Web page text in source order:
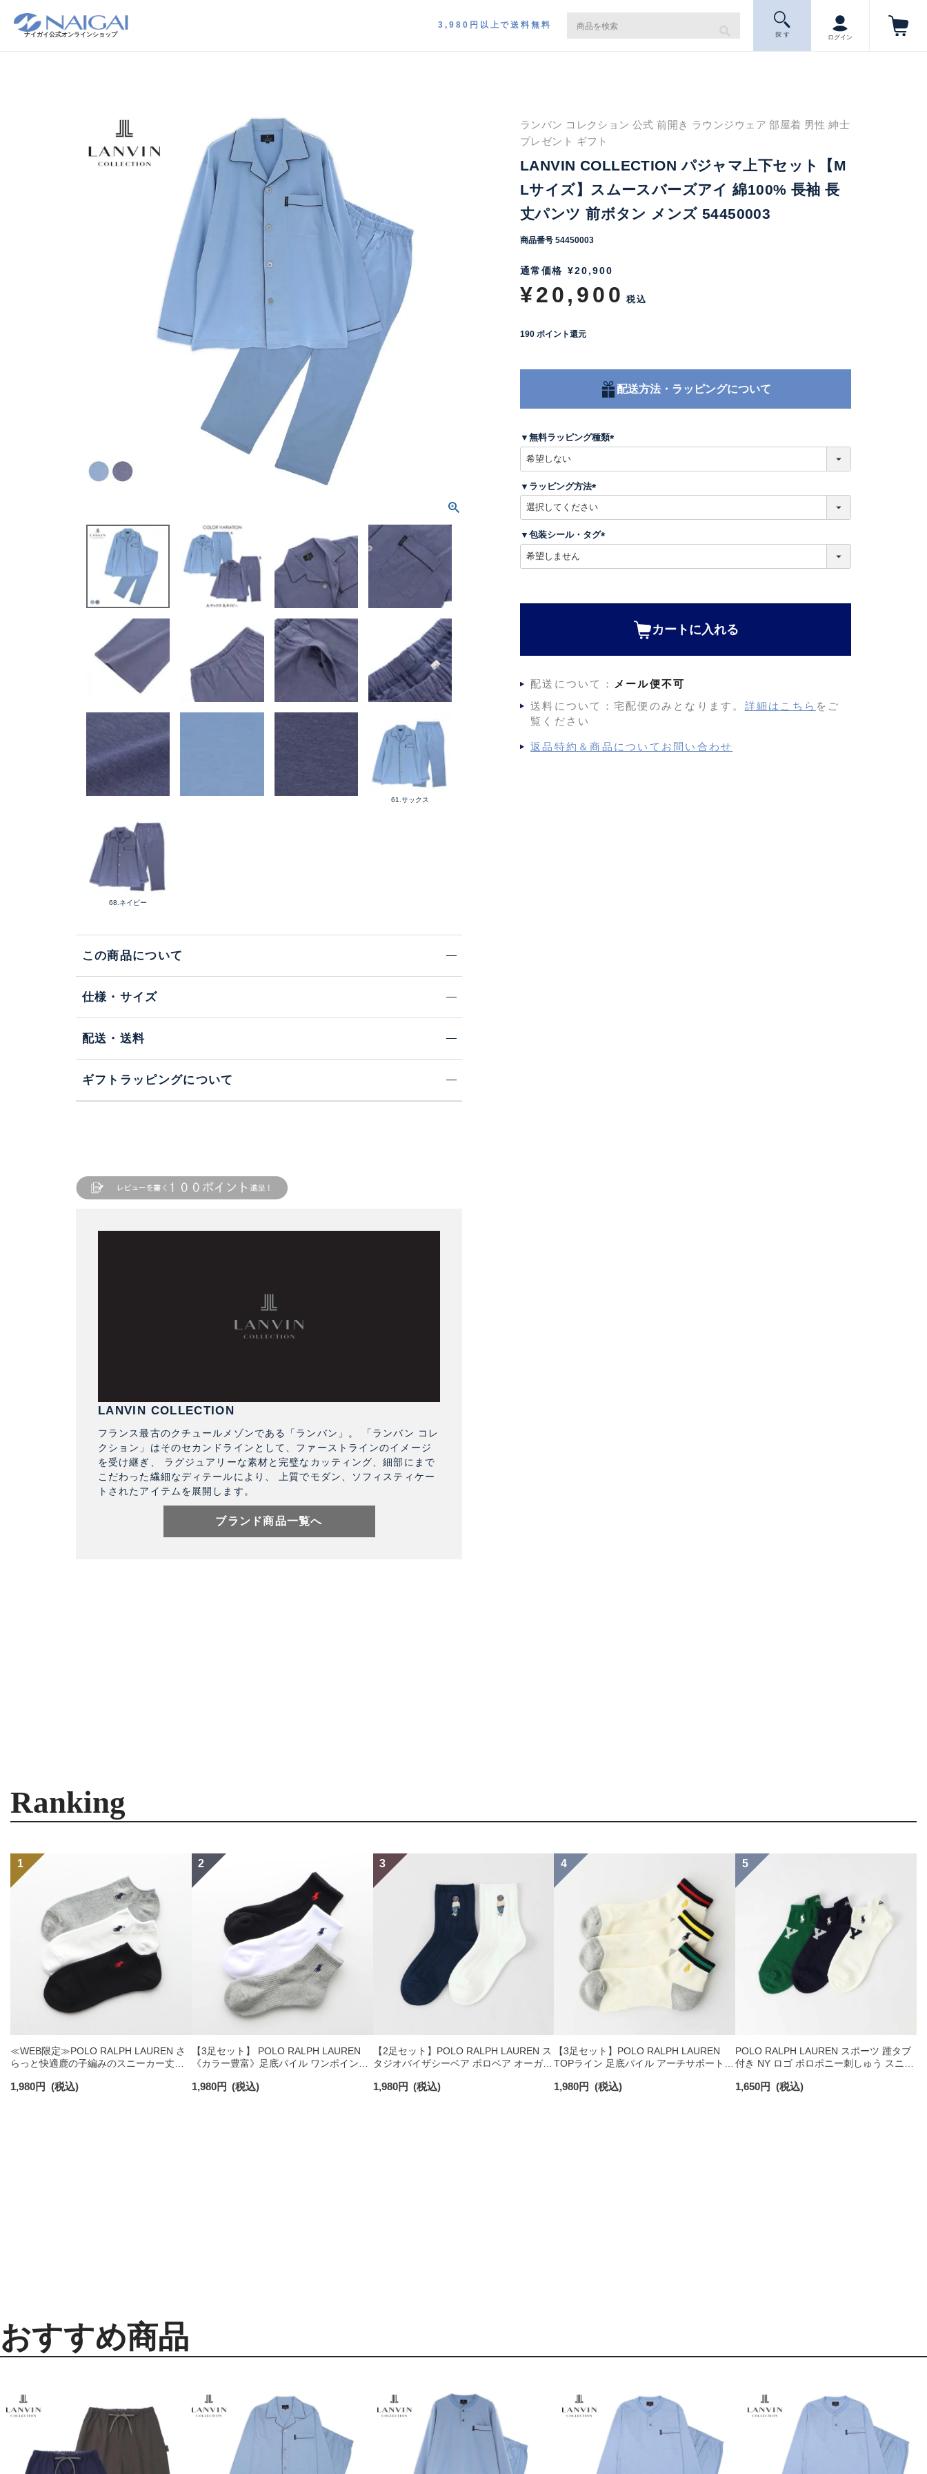
ナイガイ公式オンラインショップ
3,980円以上で送料無料
探 す ログイン
61.サックス
68.ネイビー
この商品について
仕様・サイズ
配送・送料
ギフトラッピングについて
LANVIN COLLECTION
フランス最古のクチュールメゾンである「ランバン」。 「ランバン コレ
クション」はそのセカンドラインとして、ファーストラインのイメージ
を受け継ぎ、 ラグジュアリーな素材と完璧なカッティング、細部にまで
こだわった繊細なディテールにより、 上質でモダン、ソフィスティケー
トされたアイテムを展開します。
ブランド商品一覧へ
ランバン コレクション 公式 前開き ラウンジウェア 部屋着 男性 紳士
プレゼント ギフト
LANVIN COLLECTION パジャマ上下セット【M
Lサイズ】スムースバーズアイ 綿100% 長袖 長
丈パンツ 前ボタン メンズ 54450003
商品番号 54450003
通常価格 ¥20,900
¥20,900 税込
190 ポイント還元
配送方法・ラッピングについて
▼無料ラッピング種類
)
▼ラッピング方法
須
)
▼包装シール・タグ
カートに入れる
配送について：
メール便不可
送料について：宅配便のみとなります。 詳細はこちら をご
覧ください
返品特約＆商品についてお問い合わせ
Ranking
≪WEB限定≫POLO RALPH LAUREN さ
らっと快適鹿の子編みのスニーカー丈ソ
ズ レディース 92022800
1,980円 (税込)
【3足セット】 POLO RALPH LAUREN
《カラー豊富》足底パイル ワンポイント
ンズ 92009604
1,980円 (税込)
【2足セット】POLO RALPH LAUREN ス
タジオバイザシーベア ポロベア オーガニ
ンズ レディース 92009650
1,980円 (税込)
【3足セット】POLO RALPH LAUREN
TOPライン 足底パイル アーチサポート
ズ 92009611
1,980円 (税込)
POLO RALPH LAUREN スポーツ 踵タブ
付き NY ロゴ ポロポニー刺しゅう スニー
ソックス 02022328
1,650円 (税込)
おすすめ商品